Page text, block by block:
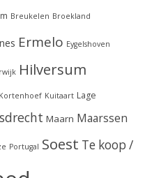
Breukelen Broekland
Ermelo Eygelshoven
Hilversum
Kortenhoef Kuitaart Lage
Maarn Maarssen
Portugal Soest Te koop /